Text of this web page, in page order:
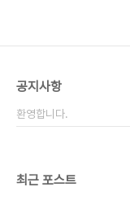
공지사항
환영합니다.
최근 포스트